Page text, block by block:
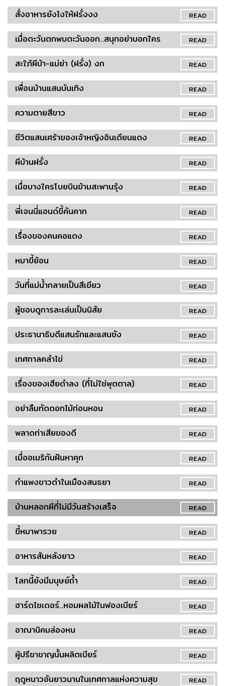
READ
สั่งอาหารยังไงให้ฝรั่งงง
READ
เมื่อตะวันตกพบตะวันออก..สนุกอย่าบอกใคร
READ
สะใภ้ผีบ้า-แม่ย่า (ฝรั่ง) งก
READ
เพื่อนบ้านแสนบันเทิง
READ
ความตายสีขาว
READ
ชีวิตแสนเศร้าของเจ้าหญิงอินเดียนแดง
READ
ผีบ้านฝรั่ง
READ
เมื่อบางใครโบยบินข้ามสะพานรุ้ง
READ
พี่เจนนี่แอนด์ขี้คันคาก
READ
เรื่องของคนคอแดง
READ
หมาขี้ย้อน
READ
วันที่แม่น้ำกลายเป็นสีเขียว
READ
ผู้ชอบดูการละเล่นเป็นนิสัย
READ
ประธานาธิบดีแสนรักและแสนชัง
READ
เทศกาลคลำไข่
READ
เรื่องของเฮียดำลง (ที่ไม่ใช่พุตตาล)
READ
อย่าลืมทัดดอกไม้ก่อนหอน
READ
พลาดท่าเสียของดี
READ
เมื่ออเมริกันฝันหาคุก
READ
กำแพงขาวดำในเมืองสนธยา
READ
บ้านหลอกผีที่ไม่มีวันสร้างเสร็จ
READ
ขี้หมาพารวย
READ
อาหารสันหลังยาว
READ
โลกนี้ยังมีมนุษย์ถ้ำ
READ
ฮาร์ดไซเดอร์..หอมผลไม้ในฟองเบียร์
READ
อาณานิคมล่องหน
READ
ผู้ปรีชาชาญนั้นผลิตเบียร์
READ
ฤดูหนาวอันยาวนานในเทศกาลแห่งความสุข